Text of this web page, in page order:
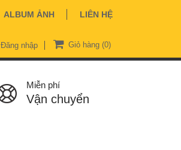
ALBUM ẢNH LIÊN HỆ
Giỏ hàng (0)
Đăng nhập
Miễn phí
Vận chuyển